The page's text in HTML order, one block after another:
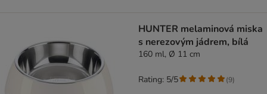
HUNTER melaminová miska
s nerezovým jádrem, bílá
160 ml, Ø 11 cm
Rating: 5/5 (9)